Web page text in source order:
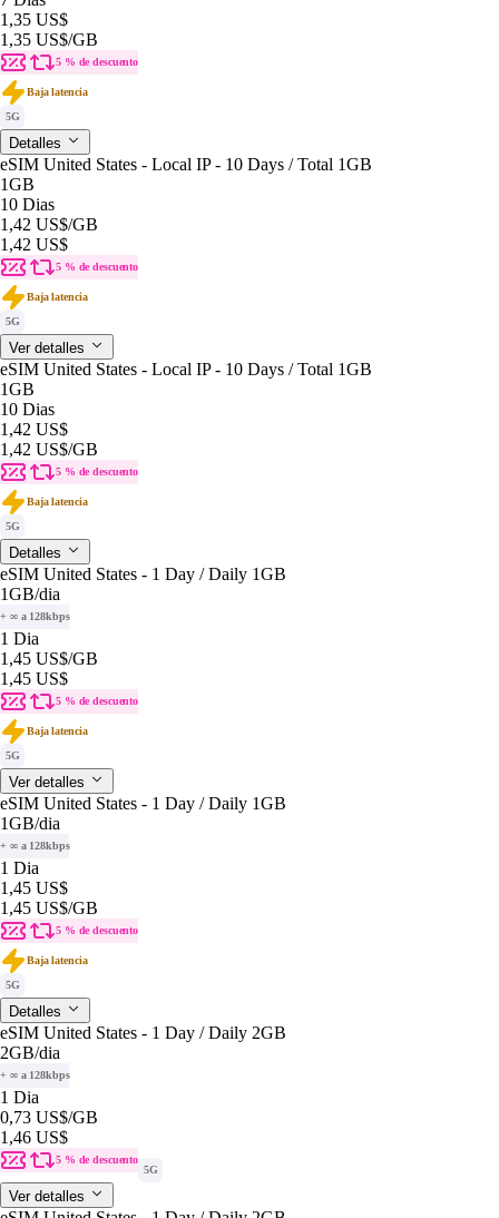
1,35 US$
1,35 US$/GB
5 % de descuento
Baja latencia
5G
Detalles
eSIM United States - Local IP - 10 Days / Total 1GB
1GB
10 Dias
1,42 US$/GB
1,42 US$
5 % de descuento
Baja latencia
5G
Ver detalles
eSIM United States - Local IP - 10 Days / Total 1GB
1GB
10 Dias
1,42 US$
1,42 US$/GB
5 % de descuento
Baja latencia
5G
Detalles
eSIM United States - 1 Day / Daily 1GB
1GB/dia
+ ∞ a 128kbps
1 Dia
1,45 US$/GB
1,45 US$
5 % de descuento
Baja latencia
5G
Ver detalles
eSIM United States - 1 Day / Daily 1GB
1GB/dia
+ ∞ a 128kbps
1 Dia
1,45 US$
1,45 US$/GB
5 % de descuento
Baja latencia
5G
Detalles
eSIM United States - 1 Day / Daily 2GB
2GB/dia
+ ∞ a 128kbps
1 Dia
0,73 US$/GB
1,46 US$
5 % de descuento
5G
Ver detalles